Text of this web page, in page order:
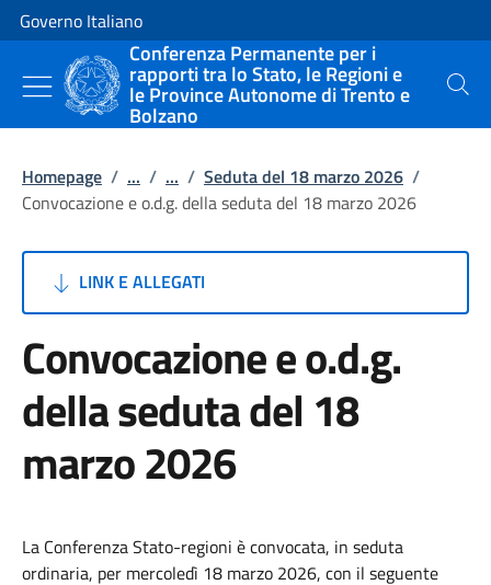
Vai al contenuto
Vai alla navigazione del sito
Governo Italiano
Conferenza Permanente per i
rapporti tra lo Stato, le Regioni e
le Province Autonome di Trento e
Bolzano
Cerca
Homepage / ... / ... / Seduta del 18 marzo 2026 /
Convocazione e o.d.g. della seduta del 18 marzo 2026
LINK E ALLEGATI
Convocazione e o.d.g.
della seduta del 18
marzo 2026
La Conferenza Stato-regioni è convocata, in seduta
ordinaria, per mercoledì 18 marzo 2026, con il seguente